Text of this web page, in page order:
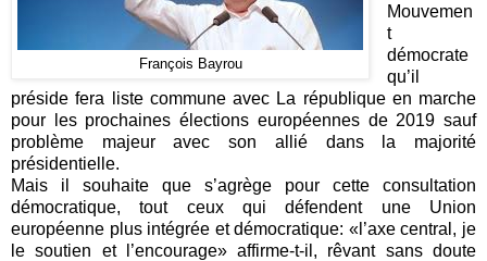
François Bayrou
Mouvemen
t
démocrate
qu’il
préside fera liste commune avec La république en marche
pour les prochaines élections européennes de 2019 sauf
problème majeur avec son allié dans la majorité
présidentielle.
Mais il souhaite que s’agrège pour cette consultation
démocratique, tout ceux qui défendent une Union
européenne plus intégrée et démocratique: «l’axe central, je
le soutien et l’encourage» affirme-t-il, rêvant sans doute